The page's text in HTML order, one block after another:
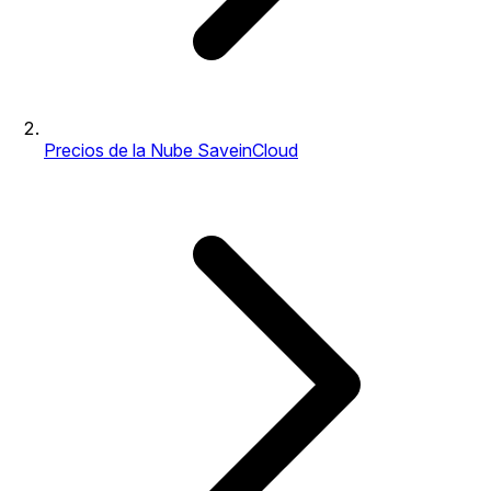
Precios de la Nube SaveinCloud